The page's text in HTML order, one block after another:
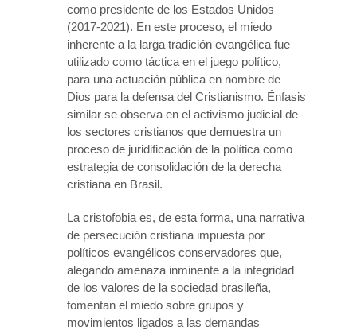
como presidente de los Estados Unidos
(2017-2021). En este proceso, el miedo
inherente a la larga tradición evangélica fue
utilizado como táctica en el juego político,
para una actuación pública en nombre de
Dios para la defensa del Cristianismo. Énfasis
similar se observa en el activismo judicial de
los sectores cristianos que demuestra un
proceso de juridificación de la política como
estrategia de consolidación de la derecha
cristiana en Brasil.
La cristofobia es, de esta forma, una narrativa
de persecución cristiana impuesta por
políticos evangélicos conservadores que,
alegando amenaza inminente a la integridad
de los valores de la sociedad brasileña,
fomentan el miedo sobre grupos y
movimientos ligados a las demandas